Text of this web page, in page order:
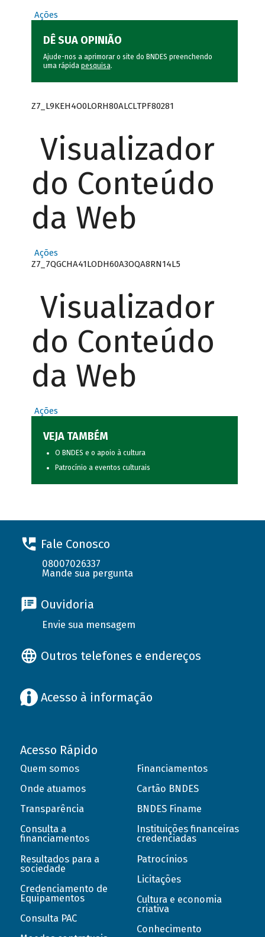
Ações
DÊ SUA OPINIÃO
Ajude-nos a aprimorar o site do BNDES preenchendo
uma rápida pesquisa.
Z7_L9KEH4O0LORH80ALCLTPF80281
Visualizador
do Conteúdo
da Web
Ações
Z7_7QGCHA41LODH60A3OQA8RN14L5
Visualizador
do Conteúdo
da Web
Ações
VEJA TAMBÉM
O BNDES e o apoio à cultura
Patrocínio a eventos culturais
Fale Conosco
08007026337
Mande sua pergunta
Ouvidoria
Envie sua mensagem
Outros telefones e endereços
Acesso à informação
Acesso Rápido
Quem somos
Onde atuamos
Transparência
Consulta a
financiamentos
Resultados para a
sociedade
Credenciamento de
Equipamentos
Consulta PAC
Financiamentos
Cartão BNDES
BNDES Finame
Instituições financeiras
credenciadas
Patrocínios
Licitações
Cultura e economia
criativa
Conhecimento